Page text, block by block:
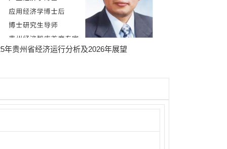
年贵州省经济运行分析及2026年展望